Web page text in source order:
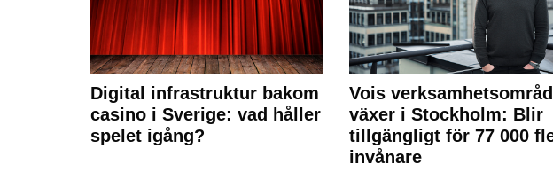
Digital infrastruktur bakom
casino i Sverige: vad håller
spelet igång?
Vois
växer i Stockholm: Blir
tillgängligt för 77 000
invånare